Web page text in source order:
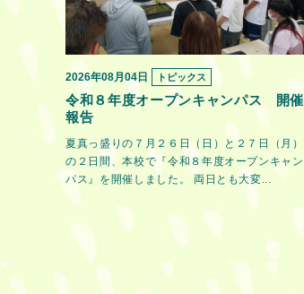
2026年08月04日 トピックス
令和８年度オープンキャンパス 開催
報告
夏真っ盛りの７月２６日（日）と２７日（月）
の２日間、本校で『令和８年度オープンキャン
パス』を開催しました。 両日とも大変...